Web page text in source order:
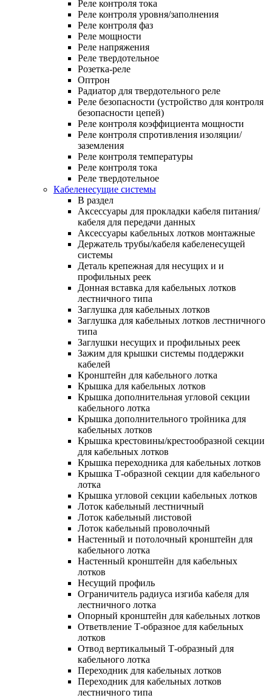
Реле контроля тока
Реле контроля уровня/заполнения
Реле контроля фаз
Реле мощности
Реле напряжения
Реле твердотельное
Розетка-реле
Оптрон
Радиатор для твердотельного реле
Реле безопасности (устройство для контроля
безопасности цепей)
Реле контроля коэффициента мощности
Реле контроля спротивления изоляции/
заземления
Реле контроля температуры
Реле контроля тока
Реле твердотельное
Кабеленесущие системы
В раздел
Аксессуары для прокладки кабеля питания/
кабеля для передачи данных
Аксессуары кабельных лотков монтажные
Держатель трубы/кабеля кабеленесущей
системы
Деталь крепежная для несущих и и
профильных реек
Донная вставка для кабельных лотков
лестничного типа
Заглушка для кабельных лотков
Заглушка для кабельных лотков лестничного
типа
Заглушки несущих и профильных реек
Зажим для крышки системы поддержки
кабелей
Кронштейн для кабельного лотка
Крышка для кабельных лотков
Крышка дополнительная угловой секции
кабельного лотка
Крышка дополнительного тройника для
кабельных лотков
Крышка крестовины/крестообразной секции
для кабельных лотков
Крышка переходника для кабельных лотков
Крышка Т-образной секции для кабельного
лотка
Крышка угловой секции кабельных лотков
Лоток кабельный лестничный
Лоток кабельный листовой
Лоток кабельный проволочный
Настенный и потолочный кронштейн для
кабельного лотка
Настенный кронштейн для кабельных
лотков
Несущий профиль
Ограничитель радиуса изгиба кабеля для
лестничного лотка
Опорный кронштейн для кабельных лотков
Ответвление Т-образное для кабельных
лотков
Отвод вертикальный Т-образный для
кабельного лотка
Переходник для кабельных лотков
Переходник для кабельных лотков
лестничного типа